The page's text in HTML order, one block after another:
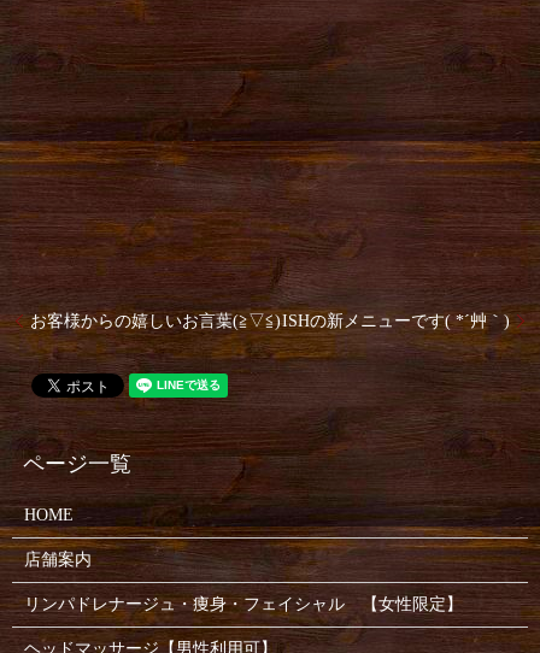
お客様からの嬉しいお言葉(≧▽≦)ISHの新メニューです( *´艸｀)
HOME
店舗案内
リンパドレナージュ・痩身・フェイシャル 【女性限定】
ヘッドマッサージ【男性利用可】